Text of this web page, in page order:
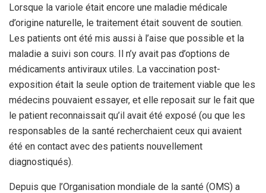
Lorsque la variole était encore une maladie médicale
d’origine naturelle, le traitement était souvent de soutien.
Les patients ont été mis aussi à l’aise que possible et la
maladie a suivi son cours. Il n’y avait pas d’options de
médicaments antiviraux utiles. La vaccination post-
exposition était la seule option de traitement viable que les
médecins pouvaient essayer, et elle reposait sur le fait que
le patient reconnaissait qu’il avait été exposé (ou que les
responsables de la santé recherchaient ceux qui avaient
été en contact avec des patients nouvellement
diagnostiqués).
Depuis que l’Organisation mondiale de la santé (OMS) a